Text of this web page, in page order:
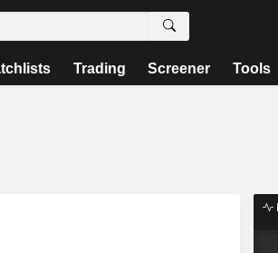
Trading Screener Tools